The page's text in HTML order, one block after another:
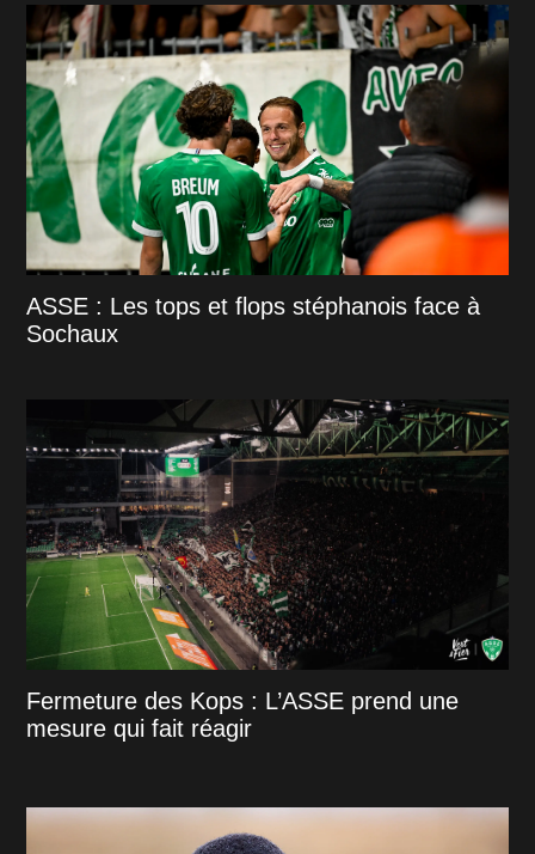
ASSE : Les tops et flops stéphanois face à
Sochaux
Fermeture des Kops : L’ASSE prend une
mesure qui fait réagir